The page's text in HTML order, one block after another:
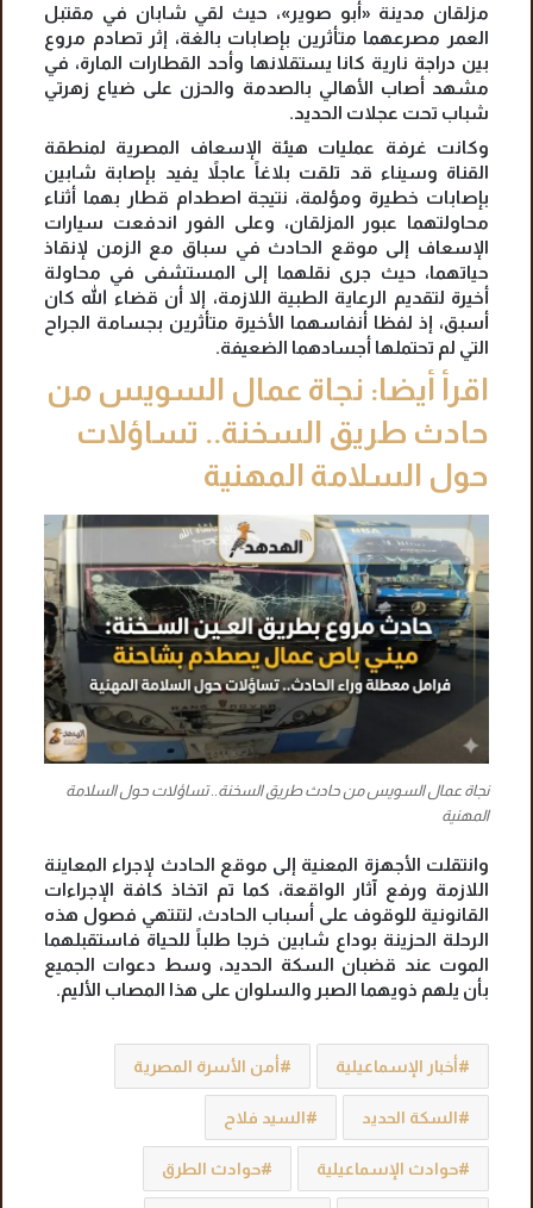
مزلقان مدينة «أبو صوير»، حيث لقي شابان في مقتبل
العمر مصرعهما متأثرين بإصابات بالغة، إثر تصادم مروع
بين دراجة نارية كانا يستقلانها وأحد القطارات المارة، في
مشهد أصاب الأهالي بالصدمة والحزن على ضياع زهرتي
شباب تحت عجلات الحديد.
وكانت غرفة عمليات هيئة الإسعاف المصرية لمنطقة
القناة وسيناء قد تلقت بلاغاً عاجلاً يفيد بإصابة شابين
بإصابات خطيرة ومؤلمة، نتيجة اصطدام قطار بهما أثناء
محاولتهما عبور المزلقان، وعلى الفور اندفعت سيارات
الإسعاف إلى موقع الحادث في سباق مع الزمن لإنقاذ
حياتهما، حيث جرى نقلهما إلى المستشفى في محاولة
أخيرة لتقديم الرعاية الطبية اللازمة، إلا أن قضاء الله كان
أسبق، إذ لفظا أنفاسهما الأخيرة متأثرين بجسامة الجراح
التي لم تحتملها أجسادهما الضعيفة.
اقرأ أيضا: نجاة عمال السويس من
حادث طريق السخنة.. تساؤلات
حول السلامة المهنية
نجاة عمال السويس من حادث طريق السخنة.. تساؤلات حول السلامة
المهنية
وانتقلت الأجهزة المعنية إلى موقع الحادث لإجراء المعاينة
اللازمة ورفع آثار الواقعة، كما تم اتخاذ كافة الإجراءات
القانونية للوقوف على أسباب الحادث، لتنتهي فصول هذه
الرحلة الحزينة بوداع شابين خرجا طلباً للحياة فاستقبلهما
الموت عند قضبان السكة الحديد، وسط دعوات الجميع
بأن يلهم ذويهما الصبر والسلوان على هذا المصاب الأليم.
أخبار الإسماعيلية أمن الأسرة المصرية
السكة الحديد السيد فلاح
حوادث الإسماعيلية حوادث الطرق